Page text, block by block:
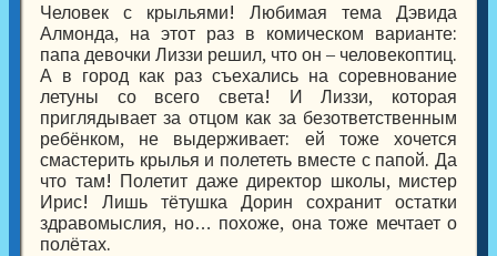
Человек с крыльями! Любимая тема Дэвида
Алмонда, на этот раз в комическом варианте:
папа девочки Лиззи решил, что он – человекоптиц.
А в город как раз съехались на соревнование
летуны со всего света! И Лиззи, которая
приглядывает за отцом как за безответственным
ребёнком, не выдерживает: ей тоже хочется
смастерить крылья и полететь вместе с папой. Да
что там! Полетит даже директор школы, мистер
Ирис! Лишь тётушка Дорин сохранит остатки
здравомыслия, но… похоже, она тоже мечтает о
полётах.